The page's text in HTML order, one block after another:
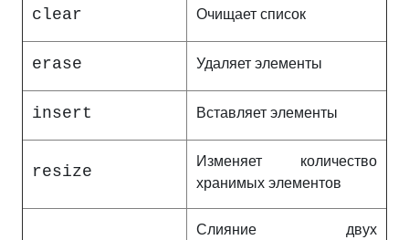
clear Очищает список
erase Удаляет элементы
insert Вставляет элементы
resize
Изменяет количество
хранимых элементов
Слияние двух